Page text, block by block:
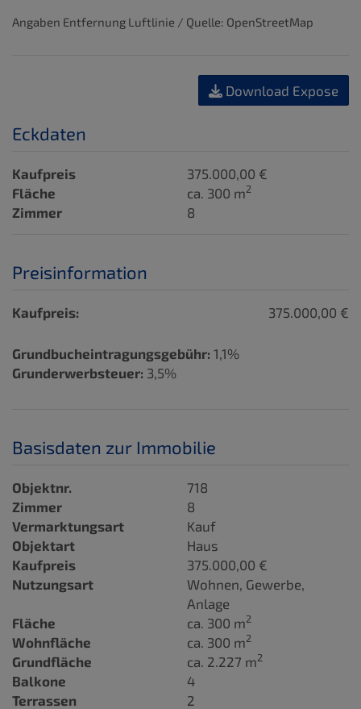
Angaben Entfernung Luftlinie / Quelle: OpenStreetMap
Download Expose
Eckdaten
Kaufpreis
375.000,00 €
Fläche
ca. 300 m2
Zimmer 8
Preisinformation
Kaufpreis: 375.000,00 €
Grundbucheintragungsgebühr: 1,1%
Grunderwerbsteuer: 3,5%
Basisdaten zur Immobilie
Objektnr.
718
Zimmer
8
Vermarktungsart
Kauf
Objektart
Haus
Kaufpreis
375.000,00 €
Nutzungsart
Wohnen Gewerbe
Anlage
Fläche
ca. 300 m2
Wohnfläche ca. 300 m2
Grundfläche ca. 2.227 m2
Balkone
4
Terrassen
2